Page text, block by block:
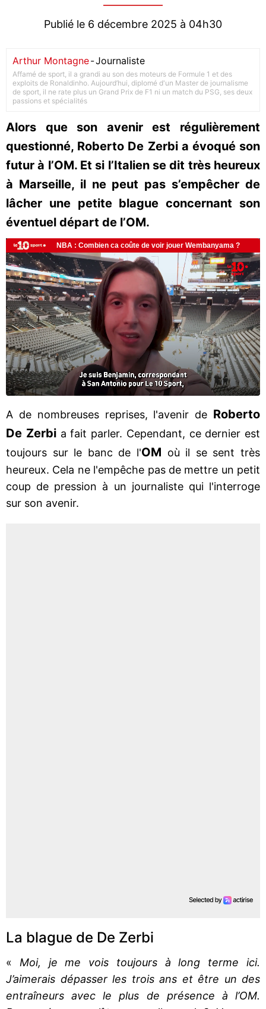
Publié le 6 décembre 2025 à 04h30
Arthur Montagne-Journaliste
Affamé de sport, il a grandi au son des moteurs de Formule 1 et des
exploits de Ronaldinho. Aujourd’hui, diplomé d'un Master de journalisme
de sport, il ne rate plus un Grand Prix de F1 ni un match du PSG, ses deux
passions et spécialités
Alors que son avenir est régulièrement
questionné, Roberto De Zerbi a évoqué son
futur à l’OM. Et si l’Italien se dit très heureux
à Marseille, il ne peut pas s’empêcher de
lâcher une petite blague concernant son
éventuel départ de l’OM.
A de nombreuses reprises, l'avenir de Roberto
De Zerbia fait parler. Cependant, ce dernier est
toujours sur le banc de l'OM où il se sent très
heureux. Cela ne l'empêche pas de mettre un petit
coup de pression à un journaliste qui l'interroge
sur son avenir.
La blague de De Zerbi
« Moi, je me vois toujours à long terme ici.
J’aimerais dépasser les trois ans et être un des
entraîneurs avec le plus de présence à l’OM.